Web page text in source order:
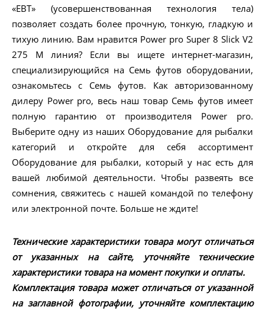
«EBT» (усовершенствованная технология тела)
позволяет создать более прочную, тонкую, гладкую и
тихую линию. Вам нравится Power pro Super 8 Slick V2
275 M линия? Если вы ищете интернет-магазин,
специализирующийся на Семь футов оборудовании,
ознакомьтесь с Семь футов. Как авторизованному
дилеру Power pro, весь наш товар Семь футов имеет
полную гарантию от производителя Power pro.
Выберите одну из наших Оборудование для рыбалки
категорий и откройте для себя ассортимент
Оборудование для рыбалки, который у нас есть для
вашей любимой деятельности. Чтобы развеять все
сомнения, свяжитесь с нашей командой по телефону
или электронной почте. Больше не ждите!
Технические характеристики товара могут отличаться
от указанных на сайте, уточняйте технические
характеристики товара на момент покупки и оплаты.
Комплектация товара может отличаться от указанной
на заглавной фотографии, уточняйте комплектацию